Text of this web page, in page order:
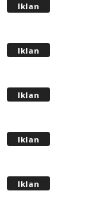
Iklan
Iklan
Iklan
Iklan
Iklan